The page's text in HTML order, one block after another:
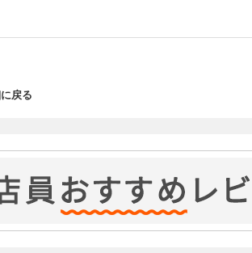
段。復讐。
祖とみなさせる。
という対立構造を生み出し、その中で人民
が発生したとすると、ポピュリズムを否定
いう訴えであるから、それを否定すること
戻る